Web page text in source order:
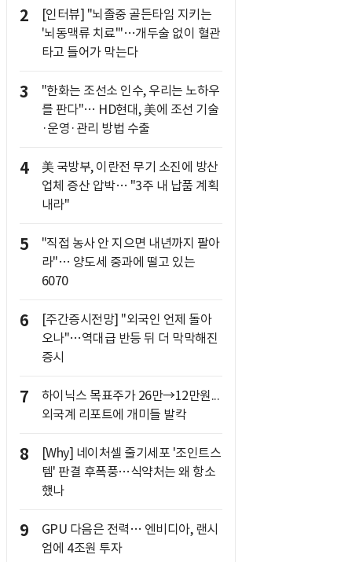
2
[인터뷰] "뇌졸중 골든타임 지키는
'뇌동맥류 치료'"…개두술 없이 혈관
타고 들어가 막는다
3
"한화는 조선소 인수, 우리는 노하우
를 판다"… HD현대, 美에 조선 기술
·운영·관리 방법 수출
4
美 국방부, 이란전 무기 소진에 방산
업체 증산 압박… "3주 내 납품 계획
내라"
5
"직접 농사 안 지으면 내년까지 팔아
라"… 양도세 중과에 떨고 있는
6070
6
[주간증시전망] "외국인 언제 돌아
오나"…역대급 반등 뒤 더 막막해진
증시
7
하이닉스 목표주가 26만→12만원...
외국계 리포트에 개미들 발칵
8
[Why] 네이처셀 줄기세포 '조인트스
템' 판결 후폭풍…식약처는 왜 항소
했나
9
GPU 다음은 전력… 엔비디아, 랜시
엄에 4조원 투자